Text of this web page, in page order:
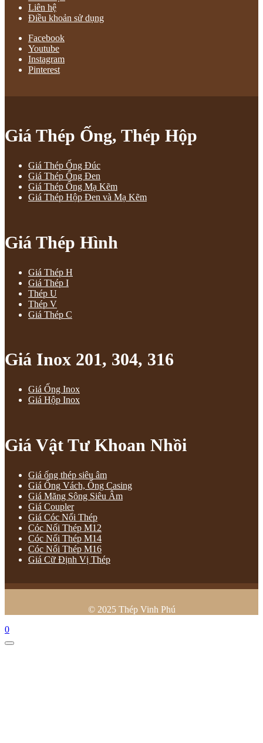
Liên hệ
Điều khoản sử dụng
Facebook
Youtube
Instagram
Pinterest
Giá Thép Ống, Thép Hộp
Giá Thép Ống Đúc
Giá Thép Ống Đen
Giá Thép Ống Mạ Kẽm
Giá Thép Hộp Đen và Mạ Kẽm
Giá Thép Hình
Giá Thép H
Giá Thép I
Thép U
Thép V
Giá Thép C
Giá Inox 201, 304, 316
Giá Ống Inox
Giá Hộp Inox
Giá Vật Tư Khoan Nhồi
Giá ống thép siêu âm
Giá Ống Vách, Ống Casing
Giá Măng Sông Siêu Âm
Giá Coupler
Giá Cóc Nối Thép
Cóc Nối Thép M12
Cóc Nối Thép M14
Cóc Nối Thép M16
Giá Cữ Định Vị Thép
© 2025 Thép Vinh Phú
0